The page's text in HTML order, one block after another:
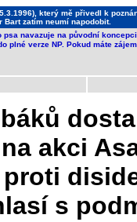
který mě přivedl k
zatím neumí napodobit.
psa navazuje na původní
plné verze NP. Pokud máte
akci
s